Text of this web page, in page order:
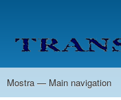
account
menu
Main
Mostra — Main navigation